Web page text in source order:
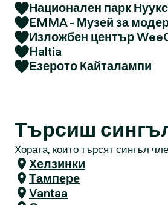
Национален парк
EMMA - Музей за
Изложбен център
Haltia
Езерото Кайталампи
Търсиш
Хората, които търсят сингъл
Хелзинки
Тампере
Vantaa